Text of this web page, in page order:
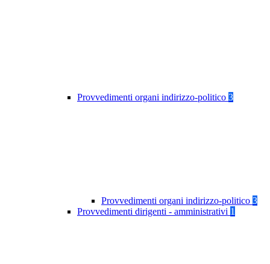
Provvedimenti organi indirizzo-politico 3
Provvedimenti organi indirizzo-politico 3
Provvedimenti dirigenti - amministrativi 1